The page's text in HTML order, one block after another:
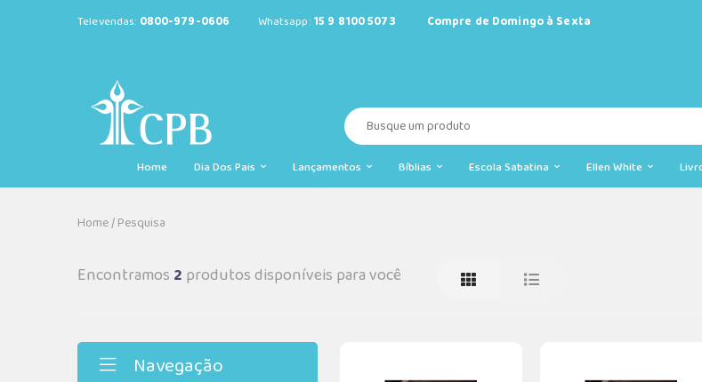
Televendas: 0800-979-0606 Whatsapp:15 9 8100 5073 Compre de Domingo à Sexta
Home Dia Dos Pais Lançamentos Bíblias Escola Sabatina Ellen White
Home/Pesquisa
Encontramos 2 produtos disponíveis para você
Navegação